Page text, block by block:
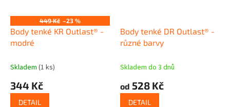
449 Kč –23 %
Body tenké KR Outlast® -
modré
Skladem (1 ks)
344 Kč
DETAIL
Body tenké DR Outlast® -
různé barvy
Skladem do 3 dnů
od 528 Kč
DETAIL